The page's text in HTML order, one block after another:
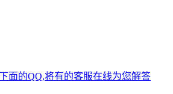
面的QQ,将有的客服在线为您解答